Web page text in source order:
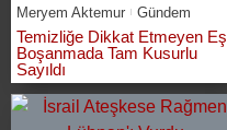
Meryem Aktemur Gündem
Temizliğe Dikkat Etmeyen Eş
Boşanmada Tam Kusurlu
Sayıldı